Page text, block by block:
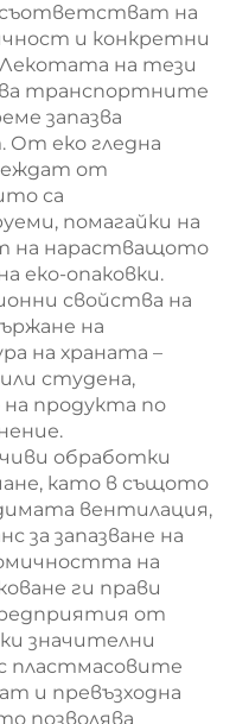
съответстват на
и конкретни
Лекотата на тези
транспортните
запазва
еко гледна
от
са
помагайки на
на нарастващото
еко-опаковки.
свойства на
на
на храната –
студена,
продукта по
обработки
като в същото
вентилация,
за запазване на
на
ги прави
от
значителни
пластмасовите
и превъзходна
позволява